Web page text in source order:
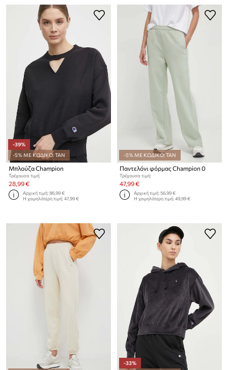
-39%
-5% ΜΕ ΚΩΔΙΚΟ: TAN
Μπλούζα Champion
Τρέχουσα τιμή:
28,99 €
Αρχική τιμή:86,99 €
Η χαμηλότερη τιμή:47,99 €
-5% ΜΕ ΚΩΔΙΚΟ: TAN
Παντελόνι φόρμας Champion 0
Τρέχουσα τιμή:
47,99 €
Αρχική τιμή:56,99 €
Η χαμηλότερη τιμή:49,99 €
-33%